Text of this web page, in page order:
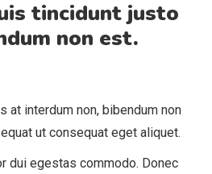
tincidunt justo
non est.
at interdum non, bibendum non
ut consequat eget aliquet.
dui egestas commodo. Donec